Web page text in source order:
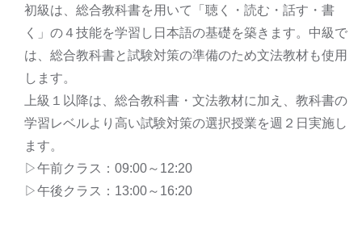
初級は、総合教科書を用いて「聴く・読む・話す・書
く」の４技能を学習し日本語の基礎を築きます。中級で
は、総合教科書と試験対策の準備のため文法教材も使用
します。
上級１以降は、総合教科書・文法教材に加え、教科書の
学習レベルより高い試験対策の選択授業を週２日実施し
ます。
▷午前クラス：09:00～12:20
▷午後クラス：13:00～16:20